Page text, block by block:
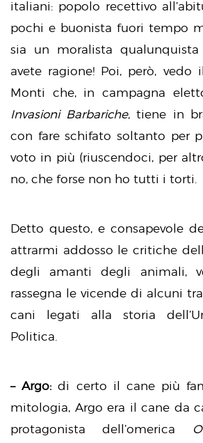
italiani: popolo recettivo
pochi e buonista fuori tempo
sia un moralista qualunquista
avete ragione! Poi, però,
Monti che, in campagna
Invasioni Barbariche, tiene in
con fare schifato soltanto per
voto in più (riuscendoci, per
no, che forse non ho tutti i torti.
Detto questo, e consapevole
attrarmi addosso le critiche
degli amanti degli animali,
rassegna le vicende di alcuni
cani legati alla storia
Politica.
– Argo:di certo il cane più
mitologia, Argo era il cane da
protagonista dell’omerica